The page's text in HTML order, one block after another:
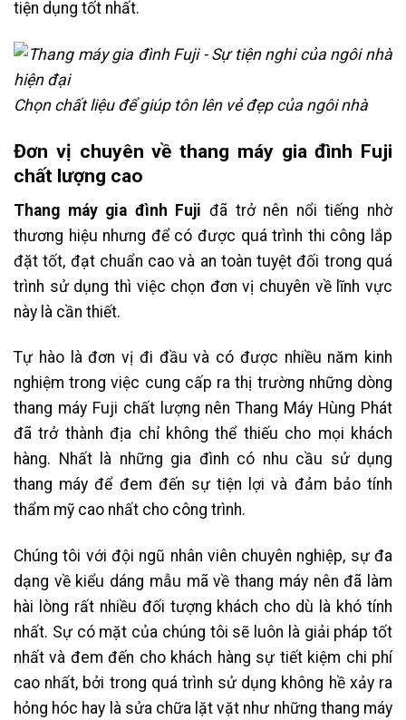
tiện dụng tốt nhất.
Chọn chất liệu để giúp tôn lên vẻ đẹp của ngôi nhà
Đơn vị chuyên về thang máy gia đình Fuji
chất lượng cao
Thang máy gia đình Fuji đã trở nên nổi tiếng nhờ
thương hiệu nhưng để có được quá trình thi công lắp
đặt tốt, đạt chuẩn cao và an toàn tuyệt đối trong quá
trình sử dụng thì việc chọn đơn vị chuyên về lĩnh vực
này là cần thiết.
Tự hào là đơn vị đi đầu và có được nhiều năm kinh
nghiệm trong việc cung cấp ra thị trường những dòng
thang máy Fuji chất lượng nên Thang Máy Hùng Phát
đã trở thành địa chỉ không thể thiếu cho mọi khách
hàng. Nhất là những gia đình có nhu cầu sử dụng
thang máy để đem đến sự tiện lợi và đảm bảo tính
thẩm mỹ cao nhất cho công trình.
Chúng tôi với đội ngũ nhân viên chuyên nghiệp, sự đa
dạng về kiểu dáng mẫu mã về thang máy nên đã làm
hài lòng rất nhiều đối tượng khách cho dù là khó tính
nhất. Sự có mặt của chúng tôi sẽ luôn là giải pháp tốt
nhất và đem đến cho khách hàng sự tiết kiệm chi phí
cao nhất, bởi trong quá trình sử dụng không hề xảy ra
hỏng hóc hay là sửa chữa lặt vặt như những thang máy